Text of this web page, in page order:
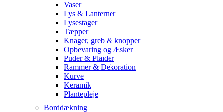
Vaser
Lys & Lanterner
Lysestager
Tæpper
Knager, greb & knopper
Opbevaring og Æsker
Puder & Plaider
Rammer & Dekoration
Kurve
Keramik
Plantepleje
Borddækning